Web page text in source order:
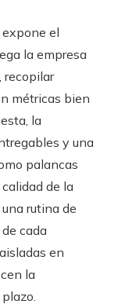
el
la empresa
recopilar
métricas bien
la
y una
palancas
de la
rutina de
cada
en
la